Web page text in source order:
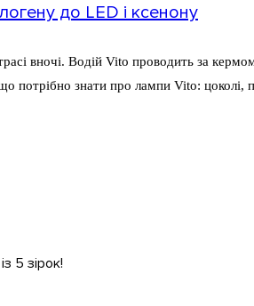
до LED і ксенону
вночі. Водій Vito проводить за
знати про лампи Vito: цоколі,